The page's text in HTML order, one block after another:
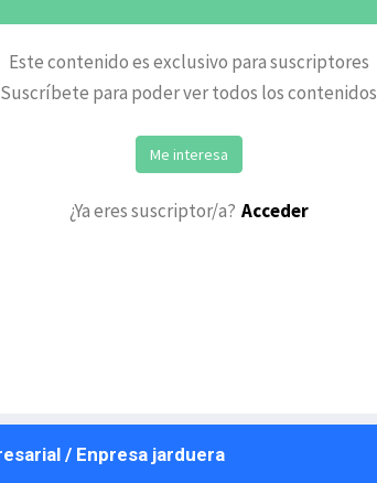
Este contenido es exclusivo para suscriptores
Suscríbete para poder ver todos los contenidos
Me interesa
¿Ya eres suscriptor/a? Acceder
/ Enpresa jarduera